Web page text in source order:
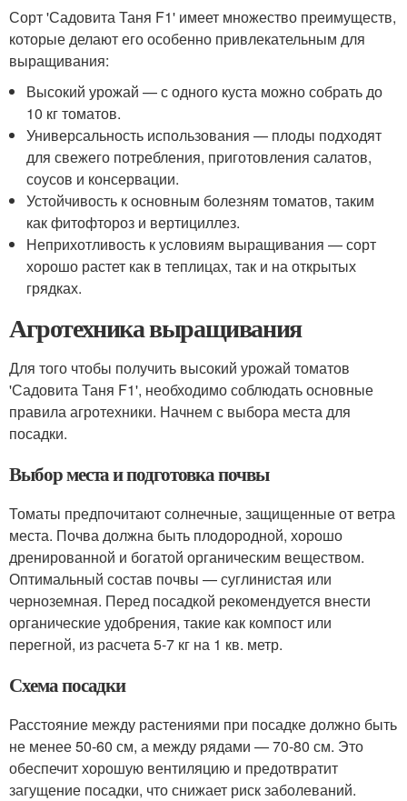
Сорт 'Садовита Таня F1' имеет множество преимуществ,
которые делают его особенно привлекательным для
выращивания:
Высокий урожай — с одного куста можно собрать до
10 кг томатов.
Универсальность использования — плоды подходят
для свежего потребления, приготовления салатов,
соусов и консервации.
Устойчивость к основным болезням томатов, таким
как фитофтороз и вертициллез.
Неприхотливость к условиям выращивания — сорт
хорошо растет как в теплицах, так и на открытых
грядках.
Агротехника выращивания
Для того чтобы получить высокий урожай томатов
'Садовита Таня F1', необходимо соблюдать основные
правила агротехники. Начнем с выбора места для
посадки.
Выбор места и подготовка почвы
Томаты предпочитают солнечные, защищенные от ветра
места. Почва должна быть плодородной, хорошо
дренированной и богатой органическим веществом.
Оптимальный состав почвы — суглинистая или
черноземная. Перед посадкой рекомендуется внести
органические удобрения, такие как компост или
перегной, из расчета 5-7 кг на 1 кв. метр.
Схема посадки
Расстояние между растениями при посадке должно быть
не менее 50-60 см, а между рядами — 70-80 см. Это
обеспечит хорошую вентиляцию и предотвратит
загущение посадки, что снижает риск заболеваний.